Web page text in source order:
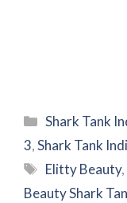
Categories
Shark Tank
3,Shark Tank
Tags
Elitty Beauty,
Beauty Shark